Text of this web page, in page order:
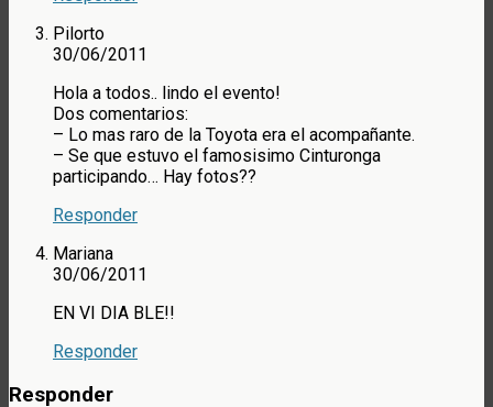
Pilorto
30/06/2011
Hola a todos.. lindo el evento!
Dos comentarios:
– Lo mas raro de la Toyota era el acompañante.
– Se que estuvo el famosisimo Cinturonga
participando… Hay fotos??
Responder
Mariana
30/06/2011
EN VI DIA BLE!!
Responder
Responder